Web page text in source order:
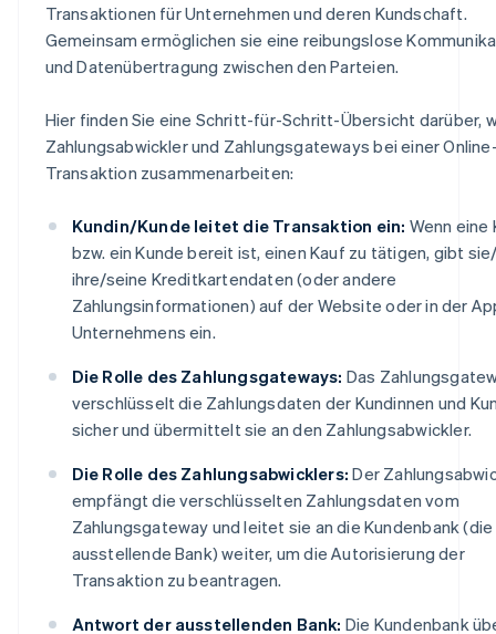
Transaktionen für Unternehmen und deren Kundschaft.
Gemeinsam ermöglichen sie eine reibungslose
und Datenübertragung zwischen den Parteien.
Hier finden Sie eine Schritt-für-Schritt-Übersicht darüber,
Zahlungsabwickler und Zahlungsgateways bei einer
Transaktion zusammenarbeiten:
Kundin/Kunde leitet die Transaktion ein: Wenn eine
bzw. ein Kunde bereit ist, einen Kauf zu tätigen, gibt
ihre/seine Kreditkartendaten (oder andere
Zahlungsinformationen) auf der Website oder in der
Unternehmens ein.
Die Rolle des Zahlungsgateways: Das
verschlüsselt die Zahlungsdaten der Kundinnen und
sicher und übermittelt sie an den Zahlungsabwickler.
Die Rolle des Zahlungsabwicklers: Der
empfängt die verschlüsselten Zahlungsdaten vom
Zahlungsgateway und leitet sie an die Kundenbank (die
ausstellende Bank) weiter, um die Autorisierung der
Transaktion zu beantragen.
Antwort der ausstellenden Bank: Die Kundenbank